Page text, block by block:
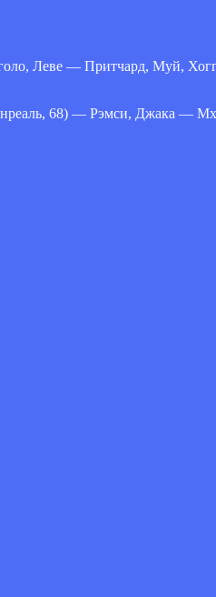
Леве — Притчард, Муй,
68) — Рэмси, Джака —